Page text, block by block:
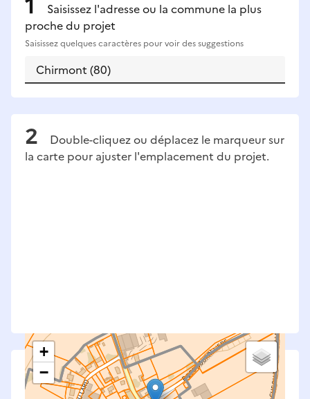
Saisissez l'adresse ou la commune la plus
proche du projet
Saisissez quelques caractères pour voir des suggestions
Double-cliquez ou déplacez le marqueur sur
la carte pour ajuster l'emplacement du projet.
+
−Saisissez les surfaces aménagées par le projet